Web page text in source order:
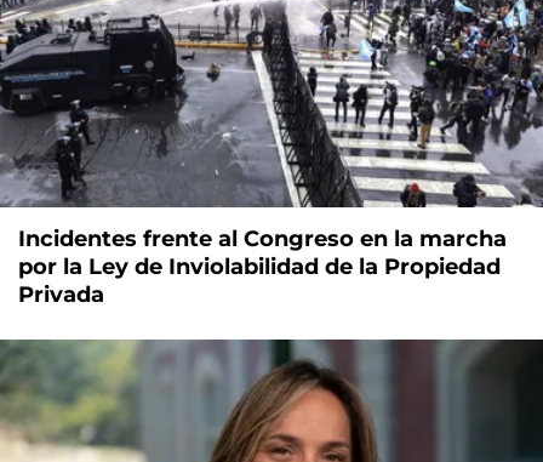
Incidentes frente al Congreso en la marcha
por la Ley de Inviolabilidad de la Propiedad
Privada